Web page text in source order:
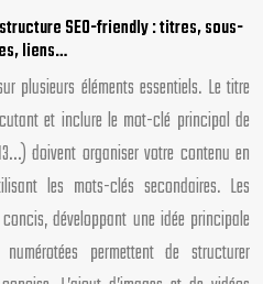
SEO-friendly : titres, sous-
liens…
plusieurs éléments essentiels. Le titre
et inclure le mot-clé principal de
doivent organiser votre contenu en
les mots-clés secondaires. Les
développant une idée principale
permettent de structurer